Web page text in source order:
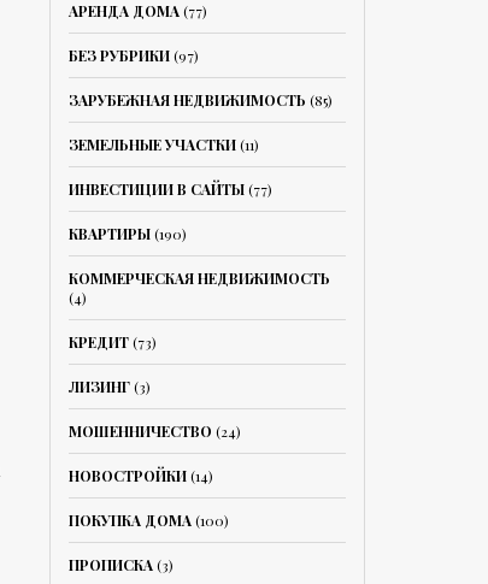
АРЕНДА ДОМА(77)
БЕЗ РУБРИКИ(97)
ЗАРУБЕЖНАЯ НЕДВИЖИМОСТЬ (85)
ЗЕМЕЛЬНЫЕ УЧАСТКИ(11)
ИНВЕСТИЦИИ В САЙТЫ(77)
КВАРТИРЫ(190)
КОММЕРЧЕСКАЯ НЕДВИЖИМОСТЬ
(4)
КРЕДИТ(73)
ЛИЗИНГ(3)
МОШЕННИЧЕСТВО (24)
НОВОСТРОЙКИ(14)
ПОКУПКА ДОМА(100)
ПРОПИСКА(3)